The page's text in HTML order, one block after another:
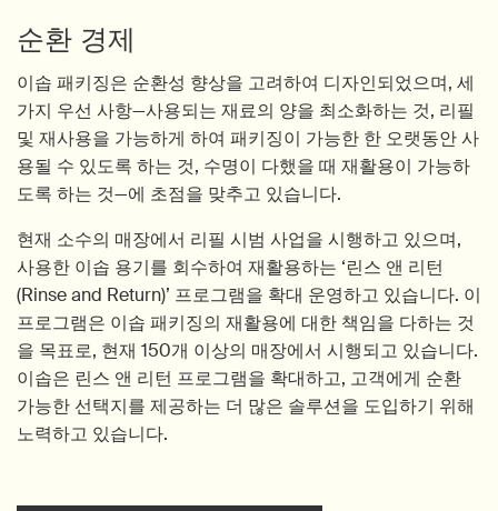
순환 경제
이솝 패키징은 순환성 향상을 고려하여 디자인되었으며, 세
가지 우선 사항—사용되는 재료의 양을 최소화하는 것, 리필
및 재사용을 가능하게 하여 패키징이 가능한 한 오랫동안 사
용될 수 있도록 하는 것, 수명이 다했을 때 재활용이 가능하
도록 하는 것—에 초점을 맞추고 있습니다.
현재 소수의 매장에서 리필 시범 사업을 시행하고 있으며,
사용한 이솝 용기를 회수하여 재활용하는 ‘린스 앤 리턴
(Rinse and Return)’ 프로그램을 확대 운영하고 있습니다. 이
프로그램은 이솝 패키징의 재활용에 대한 책임을 다하는 것
을 목표로, 현재 150개 이상의 매장에서 시행되고 있습니다.
이솝은 린스 앤 리턴 프로그램을 확대하고, 고객에게 순환
가능한 선택지를 제공하는 더 많은 솔루션을 도입하기 위해
노력하고 있습니다.